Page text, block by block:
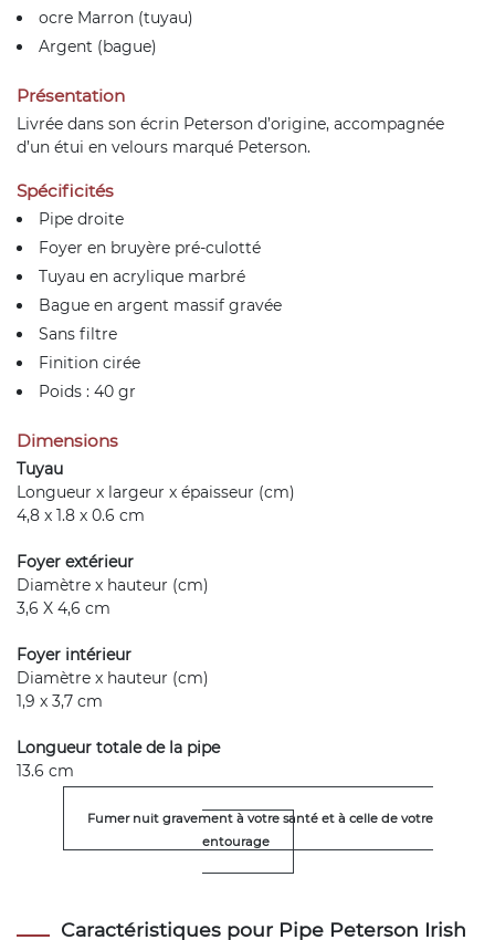
ocre Marron (tuyau)
Argent (bague)
Présentation
Livrée dans son écrin Peterson d’origine, accompagnée
d’un étui en velours marqué Peterson.
Spécificités
Pipe droite
Foyer en bruyère pré-culotté
Tuyau en acrylique marbré
Bague en argent massif gravée
Sans filtre
Finition cirée
Poids : 40 gr
Dimensions
Tuyau
Longueur x largeur x épaisseur (cm)
4,8 x 1.8 x 0.6 cm
Foyer extérieur
Diamètre x hauteur (cm)
3,6 X 4,6 cm
Foyer intérieur
Diamètre x hauteur (cm)
1,9 x 3,7 cm
Longueur totale de la pipe
13.6 cm
Fumer nuit gravement à votre santé et à celle de votre
entourage
Caractéristiques pour Pipe Peterson Irish